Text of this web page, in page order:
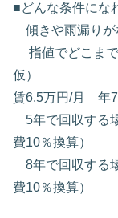
■どんな条件にな
傾きや雨漏りが
指値でどこまで
仮）
賃6.5万円/月 年
5年で回収する
費10％換算）
8年で回収する
費10％換算）